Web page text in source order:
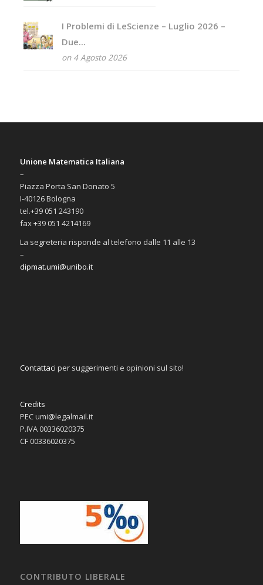
I Problemi di LeScienze – Luglio 2026 –
Due...
on 4 Agosto 2026
Unione Matematica Italiana
–
Piazza Porta San Donato 5
I-40126 Bologna
tel.+39 051 243190
fax +39 051 4214169
La segreteria risponde al telefono dalle 11 alle 13
–
dipmat.umi@unibo.it
Contattaci per suggerimenti e opinioni sul sito!
Credits
PEC umi@legalmail.it
P.IVA 00336020375
CF 00336020375
CONTRIBUTO LIBERALE